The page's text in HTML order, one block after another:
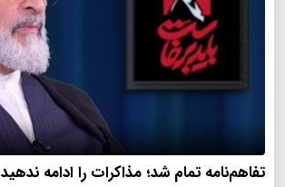
تفاهم‌نامه تمام شد؛ مذاکرات را ادامه ندهید